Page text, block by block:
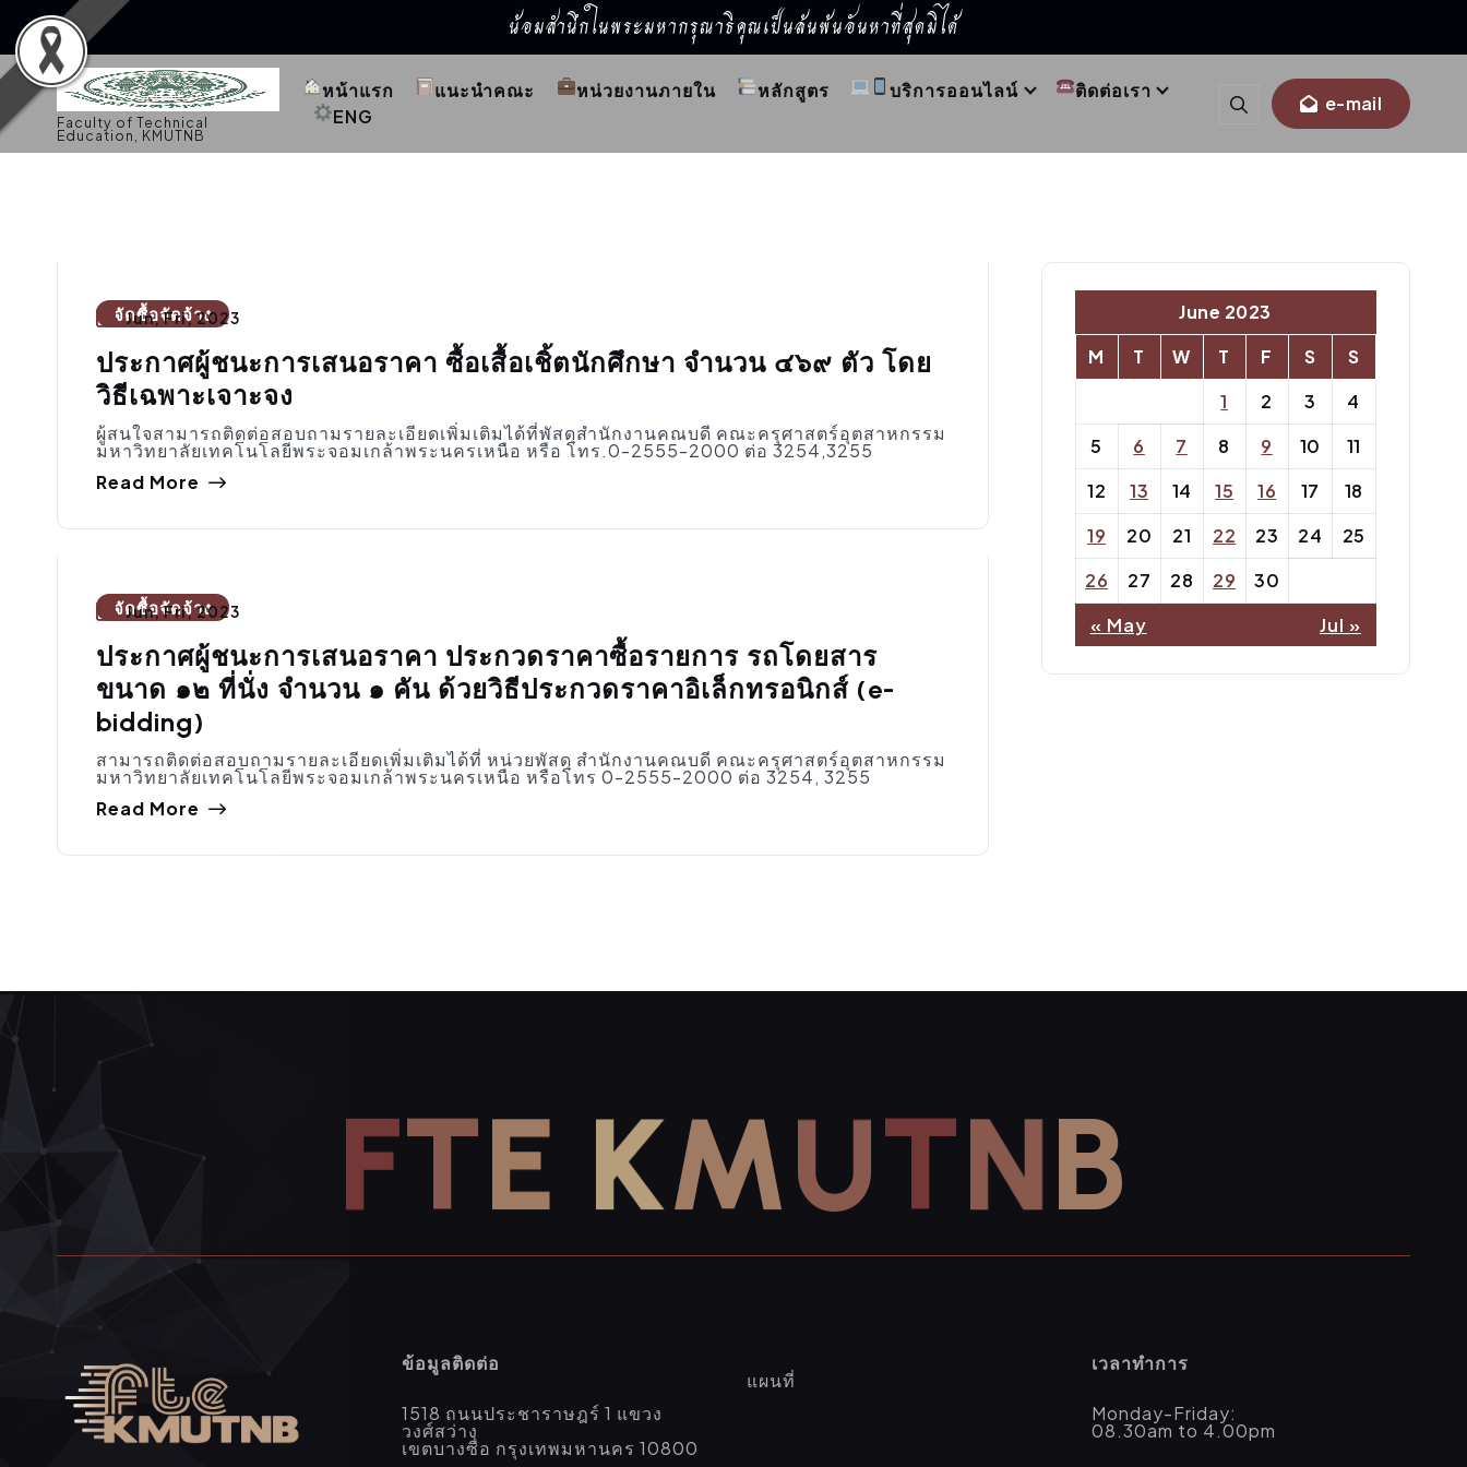
น้อมสำนึกในพระมหากรุณาธิคุณเป็นล้นพ้นอันหาที่สุดมิได้
S
k
t
o
Faculty of Technical
Education, KMUTNB
หน้าแรก แนะนำคณะ หน่วยงานภายใน หลักสูตร บริการออนไลน์
ติดต่อเรา
ENG
e-mail
จัดซื้อจัดจ้าง
Jun, Fri, 2023
ประกาศผู้ชนะการเสนอราคา ซื้อเสื้อเชิ้ตนักศึกษา จำนวน ๔๖๙ ตัว โดย
วิธีเฉพาะเจาะจง
ผู้สนใจสามารถติดต่อสอบถามรายละเอียดเพิ่มเติมได้ที่พัสดุสำนักงานคณบดี คณะครุศาสตร์อุตสาหกรรม
มหาวิทยาลัยเทคโนโลยีพระจอมเกล้าพระนครเหนือ หรือ โทร.0-2555-2000 ต่อ 3254,3255
Read More
จัดซื้อจัดจ้าง
Jun, Fri, 2023
ประกาศผู้ชนะการเสนอราคา ประกวดราคาซื้อรายการ รถโดยสาร
ขนาด ๑๒ ที่นั่ง จำนวน ๑ คัน ด้วยวิธีประกวดราคาอิเล็กทรอนิกส์ (e-
bidding)
สามารถติดต่อสอบถามรายละเอียดเพิ่มเติมได้ที่ หน่วยพัสดุ สำนักงานคณบดี คณะครุศาสตร์อุตสาหกรรม
มหาวิทยาลัยเทคโนโลยีพระจอมเกล้าพระนครเหนือ หรือโทร 0-2555-2000 ต่อ 3254, 3255
Read More
June 2023
M
T W T F S
S
1
2 3
4
5
6 7 8 9 10
11
12
13 14 15 16 17
18
19
20 21 22 23 24
25
26
27 28 29
30
« May
Jul »
FTE KMUTNB
ข้อมูลติดต่อ
1518 ถนนประชาราษฎร์ 1 แขวง
วงศ์สว่าง
เขตบางซื่อ กรุงเทพมหานคร 10800
แผนที่
เวลาทำการ
Monday-Friday:
08.30am to 4.00pm